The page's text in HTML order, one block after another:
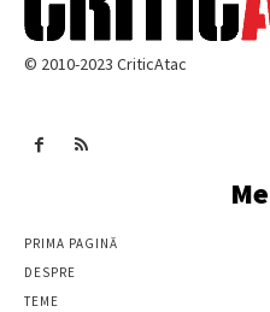
© 2010-2023 CriticAtac
PRIMA PAGINĂ
DESPRE
TEME